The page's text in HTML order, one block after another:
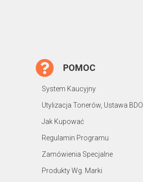
POMOC
System Kaucyjny
Utylizacja Tonerów, Ustawa BDO
Jak Kupować
Regulamin Programu
Zamówienia Specjalne
Produkty Wg. Marki